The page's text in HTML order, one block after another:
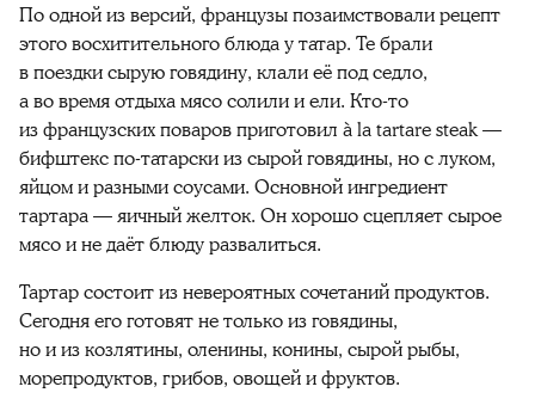
По одной из версий, французы позаимствовали рецепт
этого восхитительного блюда у татар. Те брали
в поездки сырую говядину, клали её под седло,
а во время отдыха мясо солили и ели. Кто-то
из французских поваров приготовил à la tartare steak —
бифштекс по-татарски из сырой говядины, но с луком,
яйцом и разными соусами. Основной ингредиент
тартара — яичный желток. Он хорошо сцепляет сырое
мясо и не даёт блюду развалиться.
Тартар состоит из невероятных сочетаний продуктов.
Сегодня его готовят не только из говядины,
но и из козлятины, оленины, конины, сырой рыбы,
морепродуктов, грибов, овощей и фруктов.